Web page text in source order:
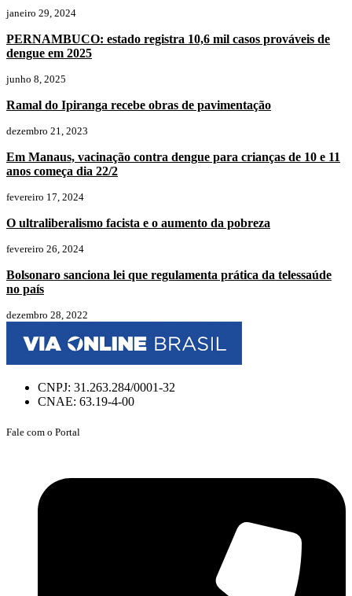
janeiro 29, 2024
PERNAMBUCO: estado registra 10,6 mil casos prováveis de
dengue em 2025
junho 8, 2025
Ramal do Ipiranga recebe obras de pavimentação
dezembro 21, 2023
Em Manaus, vacinação contra dengue para crianças de 10 e 11
anos começa dia 22/2
fevereiro 17, 2024
O ultraliberalismo facista e o aumento da pobreza
fevereiro 26, 2024
Bolsonaro sanciona lei que regulamenta prática da telessaúde
no país
dezembro 28, 2022
CNPJ: 31.263.284/0001-32
CNAE: 63.19-4-00
Fale com o Portal